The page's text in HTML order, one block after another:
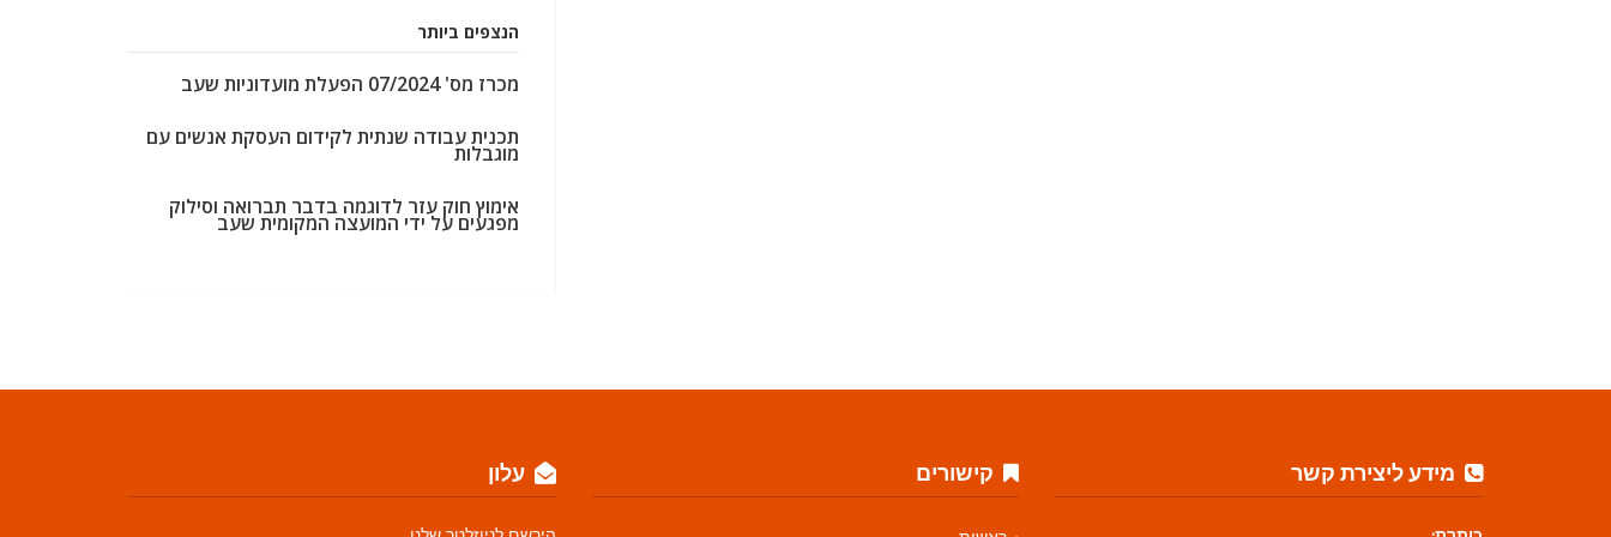
הנצפים ביותר
מכרז מס' 07/2024 הפעלת מועדוניות שעב
תכנית עבודה שנתית לקידום העסקת אנשים עם
מוגבלות
אימוץ חוק עזר לדוגמה בדבר תברואה וסילוק
מפגעים על ידי המועצה המקומית שעב
מידע ליצירת קשר קישורים עלון